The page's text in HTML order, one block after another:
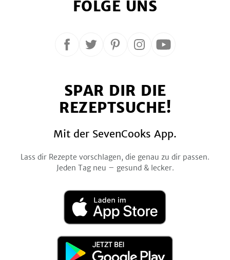
FOLGE UNS
Folge
Facebook
Folge
Twitter
Folge
Pinterest
Folge
Instagram
Folge
YouTube
SPAR DIR DIE
REZEPTSUCHE!
Mit der SevenCooks App.
Lass dir Rezepte vorschlagen, die genau zu dir passen.
Jeden Tag neu – gesund & lecker.
Laden
im
App
Jetzt